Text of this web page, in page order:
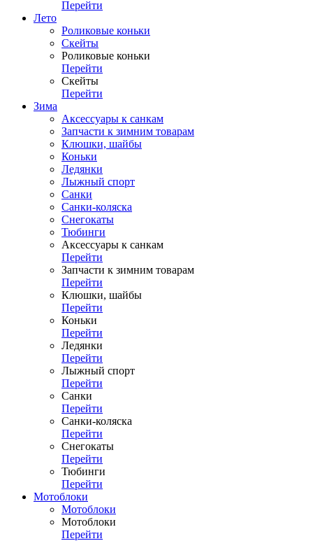
Перейти
Лето
Роликовые коньки
Скейты
Роликовые коньки
Перейти
Скейты
Перейти
Зима
Аксессуары к санкам
Запчасти к зимним товарам
Клюшки, шайбы
Коньки
Ледянки
Лыжный спорт
Санки
Санки-коляска
Снегокаты
Тюбинги
Аксессуары к санкам
Перейти
Запчасти к зимним товарам
Перейти
Клюшки, шайбы
Перейти
Коньки
Перейти
Ледянки
Перейти
Лыжный спорт
Перейти
Санки
Перейти
Санки-коляска
Перейти
Снегокаты
Перейти
Тюбинги
Перейти
Мотоблоки
Мотоблоки
Мотоблоки
Перейти